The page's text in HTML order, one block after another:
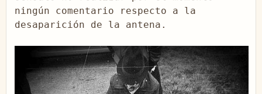
ningún comentario respecto a la
desaparición de la antena.